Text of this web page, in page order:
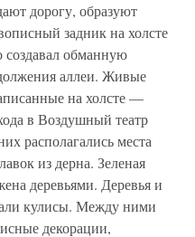
дорогу, образуют
задник на холсте
создавал обманную
аллеи. Живые
на холсте —
в Воздушный театр
располагались места
из дерна. Зеленая
деревьями. Деревья и
кулисы. Между ними
декорации,